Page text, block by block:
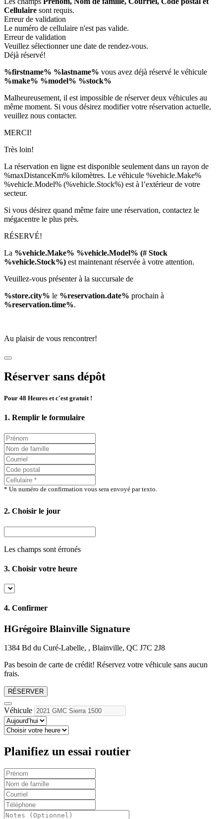
Cellulaire sont requis.
Erreur de validation
Le numéro de cellulaire n'est pas valide.
Erreur de validation
Veuillez sélectionner une date de rendez-vous.
Déjà réservé!
%firstname% %lastname% vous avez déjà réservé le véhicule
%make% %model% %stock%
Malheureusement, il est impossible de réserver deux véhicules au
même moment. Si vous désirez modifier votre réservation actuelle,
veuillez nous contacter.
MERCI!
Très loin!
La réservation en ligne est disponible seulement dans un rayon de
%maxDistanceKm% kilomètres. Le véhicule %vehicle.Make%
%vehicle.Model% (%vehicle.Stock%) est à l’extérieur de votre
secteur.
Si vous désirez quand même faire une réservation, contactez le
mégacentre le plus près.
RÉSERVÉ!
La %vehicle.Make% %vehicle.Model% (# Stock
%vehicle.Stock%) est maintenant réservée à votre attention.
Veuillez-vous présenter à la succursale de
%store.city% le %reservation.date% prochain à
%reservation.time%.
Au plaisir de vous rencontrer!
Réserver sans dépôt
Pour 48 Heures et c'est gratuit !
1. Remplir le formulaire
* Un numéro de confirmation vous sera envoyé par texto.
2. Choisir le jour
Les champs sont érronés
3. Choisir votre heure
4. Confirmer
HGrégoire Blainville Signature
1384 Bd du Curé-Labelle, , Blainville, QC J7C 2J8
Pas besoin de carte de crédit! Réservez votre véhicule sans aucun
frais.
RÉSERVER
Véhicule
Planifiez un essai routier